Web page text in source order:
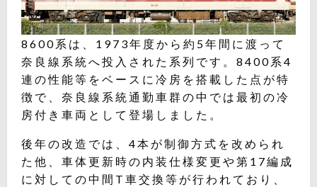
8600系は、1973年度から約5年間に渡って
奈良線系統へ投入された系列です。8400系4
連の性能等をベースに冷房を搭載した点が特
徴で、奈良線系統通勤車群の中では最初の冷
房付き車両として登場しました。
後年の改造では、4本が制御方式を改められ
た他、車体更新時の内装仕様変更や第17編成
に対しての中間T車交換等が行われており、